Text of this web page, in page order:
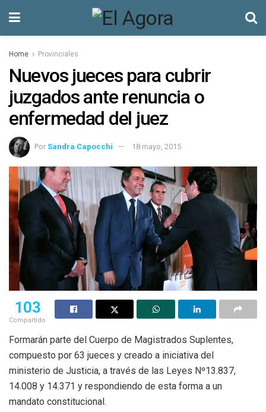
Home Provinciales
Nuevos jueces para cubrir
juzgados ante renuncia o
enfermedad del juez
Por Sandra Capocchi 18 mayo, 2015
103
Compartido
Formarán parte del Cuerpo de Magistrados Suplentes,
compuesto por 63 jueces y creado a iniciativa del
ministerio de Justicia, a través de las Leyes Nº13.837,
14.008 y 14.371 y respondiendo de esta forma a un
mandato constitucional.